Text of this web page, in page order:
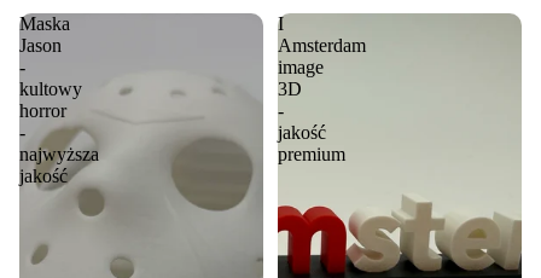
Maska
Jason
-
kultowy
horror
-
najwyższa
jakość
I
Amsterdam
image
3D
-
jakość
premium